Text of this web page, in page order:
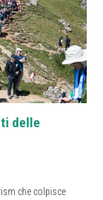
delle
che colpisce